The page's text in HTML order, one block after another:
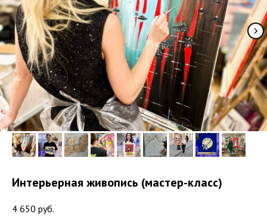
Интерьерная живопись (мастер-класс)
4 650 руб.